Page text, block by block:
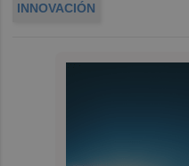
INNOVACIÓN